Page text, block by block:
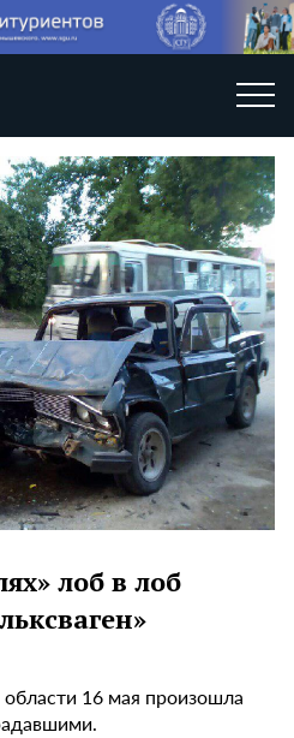
лоб в лоб
16 мая произошла